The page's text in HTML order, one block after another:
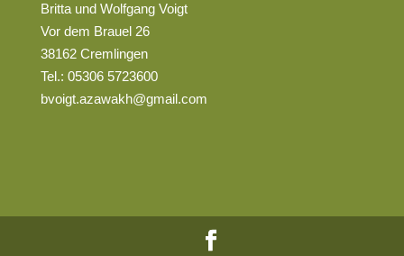
Britta und Wolfgang Voigt
Vor dem Brauel 26
38162 Cremlingen
Tel.: 05306 5723600
bvoigt.azawakh@gmail.com